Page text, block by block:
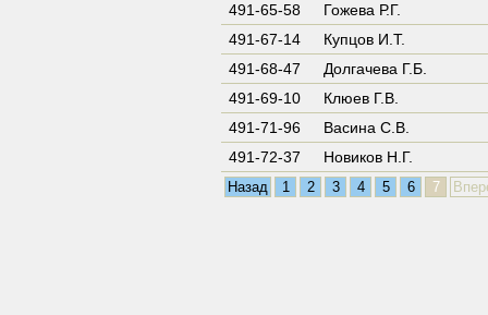
491-65-58
Гожева Р.Г.
491-67-14
Купцов И.Т.
491-68-47
Долгачева Г.Б.
491-69-10
Клюев Г.В.
491-71-96
Васина С.В.
491-72-37
Новиков Н.Г.
Назад 1 2 3 4 5 6 7